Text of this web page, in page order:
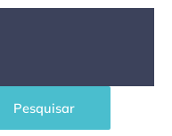
Pesquisar